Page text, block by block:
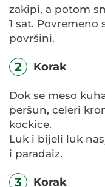
zakipi, a potom
1 sat.
površini.
2 Korak
Dok se meso
peršun, celeri
kockice.
Luk i bijeli luk
i paradaiz.
3 Korak